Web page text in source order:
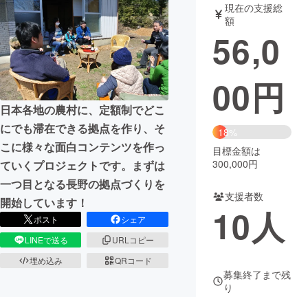
テクノロジー・ガジェット
映像・映画 書籍・雑誌
ビジネス・起業 チャレンジ
まちづくり・地域活性化
CAMPFIRE for Social Good
CAMPFIRE Creation
CAMPFIREふるさと納税machi-ya コミュニティ
日本各地の農村に、定額制でどこ
にでも滞在できる拠点を作り、そ
こに様々な面白コンテンツを作っ
ていくプロジェクトです。まずは
一つ目となる長野の拠点づくりを
開始しています！
ポスト
シェア
LINEで送る
URLコピー
埋め込み
QRコード
現在の支援総
額
56,0
00円
18%
目標金額は
300,000円
支援者数
10人
募集終了まで残
り